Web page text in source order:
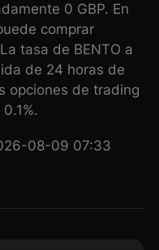
0 GBP. En
comprar
tasa de BENTO a
de 24 horas de
opciones de trading
08-09 07:33